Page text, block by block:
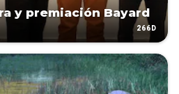
y premiación Bayard
266D